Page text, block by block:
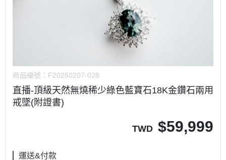
商品編號： F20250207-028
直播-頂級天然無燒稀少綠色藍寶石18K金鑽石兩用
戒墜(附證書)
TWD $59,999
運送&付款